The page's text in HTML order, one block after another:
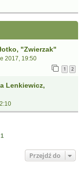
"Zwierzak"
2017, 19:50
1 2
Lenkiewicz,
1
Przejdź do